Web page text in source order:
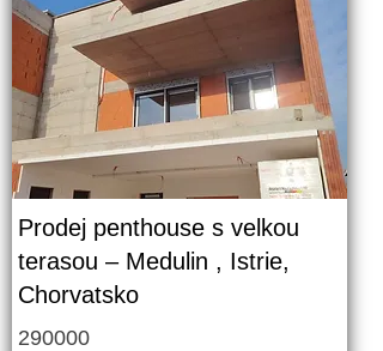
Prodej penthouse s velkou
terasou – Medulin , Istrie,
Chorvatsko
290000